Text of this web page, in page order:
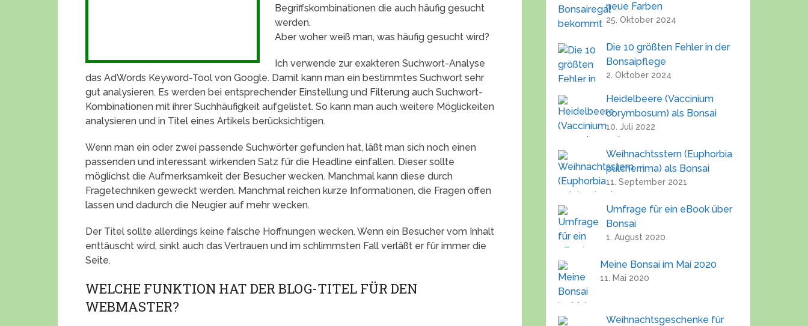
Begriffskombinationen die auch häufig gesucht
werden.
Aber woher weiß man, was häufig gesucht wird?
Ich verwende zur exakteren Suchwort-Analyse
das AdWords Keyword-Tool von Google. Damit kann man ein bestimmtes Suchwort sehr
gut analysieren. Es werden bei entsprechender Einstellung und Filterung auch Suchwort-
Kombinationen mit ihrer Suchhäufigkeit aufgelistet. So kann man auch weitere Möglickeiten
analysieren und in Titel eines Artikels berücksichtigen.
Wenn man ein oder zwei passende Suchwörter gefunden hat, läßt man sich noch einen
passenden und interessant wirkenden Satz für die Headline einfallen. Dieser sollte
möglichst die Aufmerksamkeit der Besucher wecken. Manchmal kann diese durch
Fragetechniken geweckt werden. Manchmal reichen kurze Informationen, die Fragen offen
lassen und dadurch die Neugier auf mehr wecken.
Der Titel sollte allerdings keine falsche Hoffnungen wecken. Wenn ein Besucher vom Inhalt
enttäuscht wird, sinkt auch das Vertrauen und im schlimmsten Fall verläßt er für immer die
Seite.
WELCHE FUNKTION HAT DER BLOG-TITEL FÜR DEN
WEBMASTER?
neue Farben
25. Oktober 2024
Die 10 größten Fehler in der
Bonsaipflege
2. Oktober 2024
Heidelbeere (Vaccinium
corymbosum) als Bonsai
10. Juli 2022
Weihnachtsstern (Euphorbia
pulcherrima) als Bonsai
11. September 2021
Umfrage für ein eBook über
Bonsai
1. August 2020
Meine Bonsai im Mai 2020
11. Mai 2020
Weihnachtsgeschenke für